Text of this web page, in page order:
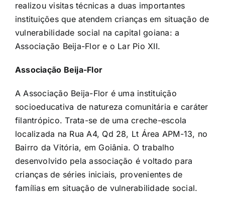
realizou visitas técnicas a duas importantes
instituições que atendem crianças em situação de
vulnerabilidade social na capital goiana: a
Associação Beija-Flor e o Lar Pio XII.
Associação Beija-Flor
A Associação Beija-Flor é uma instituição
socioeducativa de natureza comunitária e caráter
filantrópico. Trata-se de uma creche-escola
localizada na Rua A4, Qd 28, Lt Área APM-13, no
Bairro da Vitória, em Goiânia. O trabalho
desenvolvido pela associação é voltado para
crianças de séries iniciais, provenientes de
famílias em situação de vulnerabilidade social.